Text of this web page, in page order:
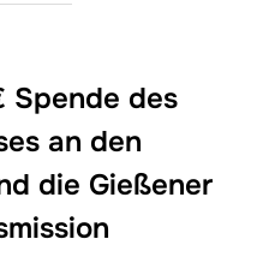
des
an den
die Gießener